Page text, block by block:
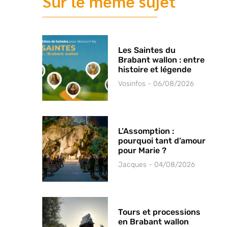
Les Saintes du
Brabant wallon : entre
histoire et légende
Vosinfos 06/08/2026
L’Assomption :
pourquoi tant d’amour
pour Marie ?
Jacques 04/08/2026
Tours et processions
en Brabant wallon